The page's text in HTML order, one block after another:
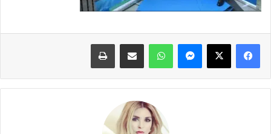
فيسبوك X ماسنجر واتساب مشاركة عبر البريد طباعة